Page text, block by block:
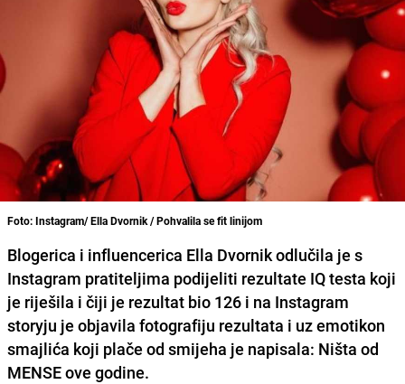
Foto: Instagram/ Ella Dvornik / Pohvalila se fit linijom
Blogerica i influencerica Ella Dvornik odlučila je s
Instagram pratiteljima podijeliti rezultate IQ testa koji
je riješila i čiji je rezultat bio 126 i na Instagram
storyju je objavila fotografiju rezultata i uz emotikon
smajlića koji plače od smijeha je napisala: Ništa od
MENSE ove godine.